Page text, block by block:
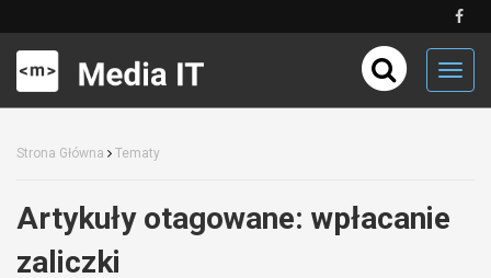
Strona Główna Tematy
Artykuły otagowane: wpłacanie
zaliczki